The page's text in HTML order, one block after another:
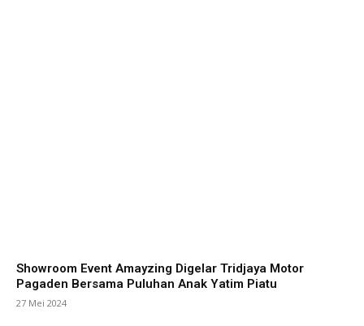
Showroom Event Amayzing Digelar Tridjaya Motor
Pagaden Bersama Puluhan Anak Yatim Piatu
27 Mei 2024